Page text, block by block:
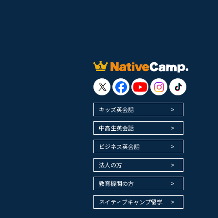
キッズ英会話
中高生英会話
ビジネス英会話
法人の方
教育機関の方
ネイティブキャンプ留学